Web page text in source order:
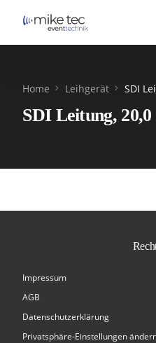
Home Leihgerät SDI
SDI Leitung,
Impressum
AGB
Datenschutzerklärung
Privatsphäre-Einstellungen